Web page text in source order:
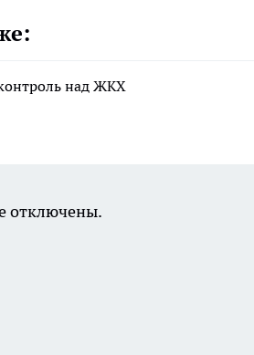
над ЖКХ
отключены.